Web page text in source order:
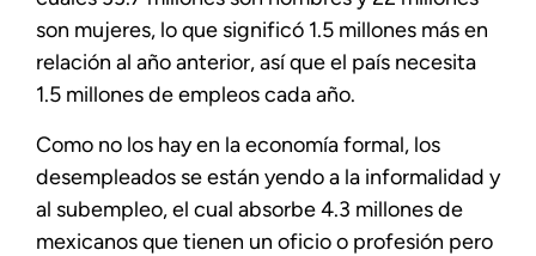
son mujeres, lo que significó 1.5 millones más en
relación al año anterior, así que el país necesita
1.5 millones de empleos cada año.
Como no los hay en la economía formal, los
desempleados se están yendo a la informalidad y
al subempleo, el cual absorbe 4.3 millones de
mexicanos que tienen un oficio o profesión pero